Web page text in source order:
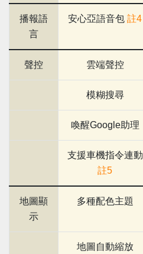
播報語
言
安心亞語音包 註4
聲控 雲端聲控
模糊搜尋
喚醒Google助理
支援車機指令連動
註5
地圖顯
示
多種配色主題
地圖自動縮放